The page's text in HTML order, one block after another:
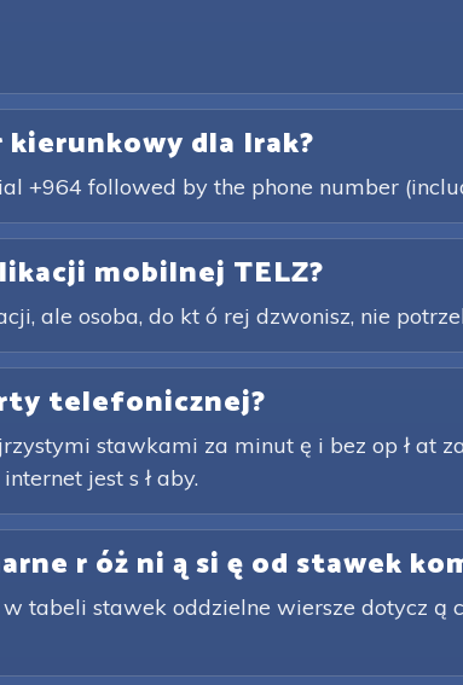
dla Irak?
+964 followed by the phone number
mobilnej TELZ?
ale osoba, do kt ó rej dzwonisz, nie
telefonicznej?
stawkami za minut ę i bez op ł at
jest s ł aby.
r óż ni ą si ę od stawek
tabeli stawek oddzielne wiersze dotycz ą